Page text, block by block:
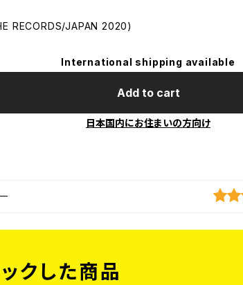
RECORDS/JAPAN 2020)
International shipping available
Add to cart
日本国内にお住まいの方向け
クした商品